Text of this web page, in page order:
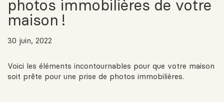
photos immobilières de votre
maison !
30 juin, 2022
Voici les éléments incontournables pour que votre maison
soit prête pour une prise de photos immobilières.